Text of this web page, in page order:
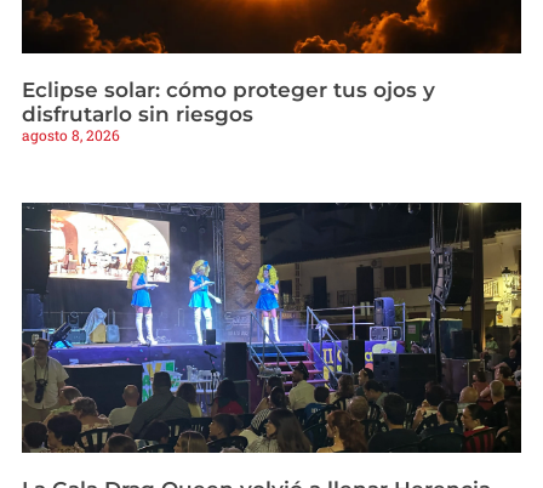
Eclipse solar: cómo proteger tus ojos y
disfrutarlo sin riesgos
agosto 8, 2026